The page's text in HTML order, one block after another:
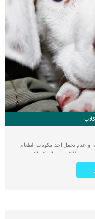
او عدم تحمل احد مكونات الطعام
اللاكتوز هو السكر الاساسى
انه تنتج الثدييات الرضع إنزيمًا
تفكيك جزيء اللاكتوز حتى يتمكن
، في الغالبية العظمى من الثدييات ،